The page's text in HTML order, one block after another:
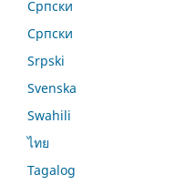
Српски
Српски
Srpski
Svenska
Swahili
ไทย
Tagalog